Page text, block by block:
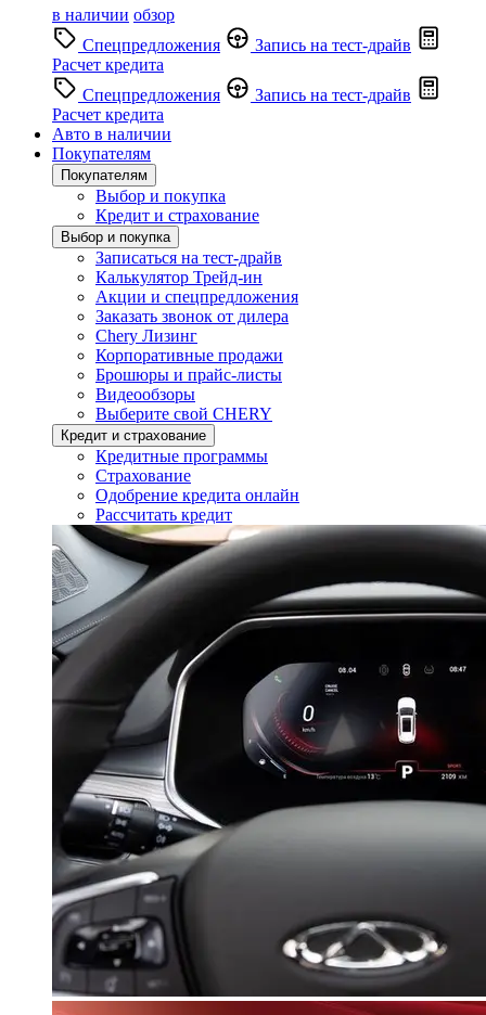
в наличии обзор
Спецпредложения
Запись на тест-драйв
Расчет кредита
Спецпредложения
Запись на тест-драйв
Расчет кредита
Авто в наличии
Покупателям
Покупателям
Выбор и покупка
Кредит и страхование
Выбор и покупка
Записаться на тест-драйв
Калькулятор Трейд-ин
Акции и спецпредложения
Заказать звонок от дилера
Chery Лизинг
Корпоративные продажи
Брошюры и прайс-листы
Видеообзоры
Выберите свой CHERY
Кредит и страхование
Кредитные программы
Страхование
Одобрение кредита онлайн
Рассчитать кредит